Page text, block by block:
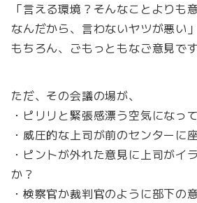
「言える環境？そんなことよりも
なんだから、言わないヤツが悪い」
もちろん、ごもっともなご意見です
ただ、その会議の場が、
・ピリリと緊張感漂う空気になっ
・威圧的な上司が前のセンターに
・ピントが外れた意見に上司がイ
か？
・検察官か裁判官のように部下の